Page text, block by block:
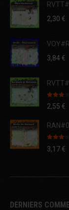
2,30 €
3,84€
Note
3.00
2,55 €
Note
3.00
3,17€
DERNIERS